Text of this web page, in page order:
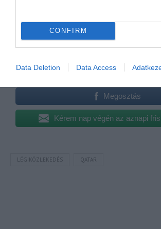
CONFIRM
Data Deletion Data Access
turisztikai fejlesztési menedzser
Támogatásoddalhozzájárulhatsz,
hasznos és minőségi tartalmakat
Megosztás
Kérem nap végén az aznapi
LÉGIKÖZLEKEDÉS QATAR